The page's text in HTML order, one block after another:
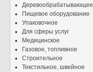
Деревообрабатывающее
Пищевое оборудование
Упаковочное
Для сферы услуг
Медицинское
Газовое, топливное
Строительное
Текстильное, швейное